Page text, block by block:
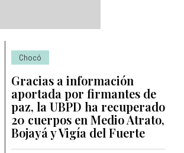
Chocó
Gracias a información
aportada por firmantes de
paz, la UBPD ha recuperado
20 cuerpos en Medio Atrato,
Bojayá y Vigía del Fuerte